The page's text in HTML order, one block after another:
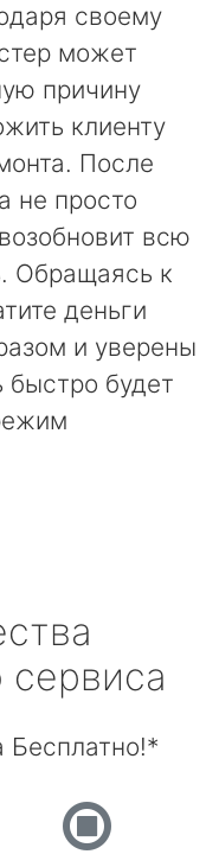
своему
может
причину
клиенту
После
не просто
всю
Обращаясь к
деньги
и уверены
быстро будет
сервиса
Бесплатно!*